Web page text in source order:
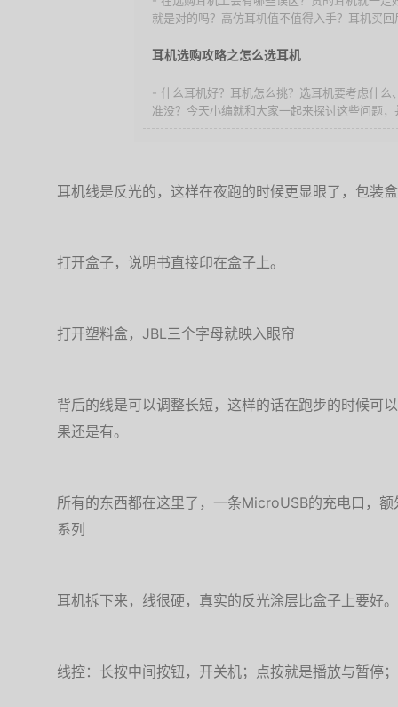
就是对的吗？高仿耳机值不值得入手？耳机买
耳机选购攻略之怎么选耳机
- 什么耳机好？耳机怎么挑？选耳机要考虑什么
准没？今天小编就和大家一起来探讨这些问题
耳机线是反光的，这样在夜跑的时候更显眼了，包装
打开盒子，说明书直接印在盒子上。
打开塑料盒，JBL三个字母就映入眼帘
背后的线是可以调整长短，这样的话在跑步的时候可
果还是有。
所有的东西都在这里了，一条MicroUSB的充电口，
系列
耳机拆下来，线很硬，真实的反光涂层比盒子上要好。
线控：长按中间按钮，开关机；点按就是播放与暂停